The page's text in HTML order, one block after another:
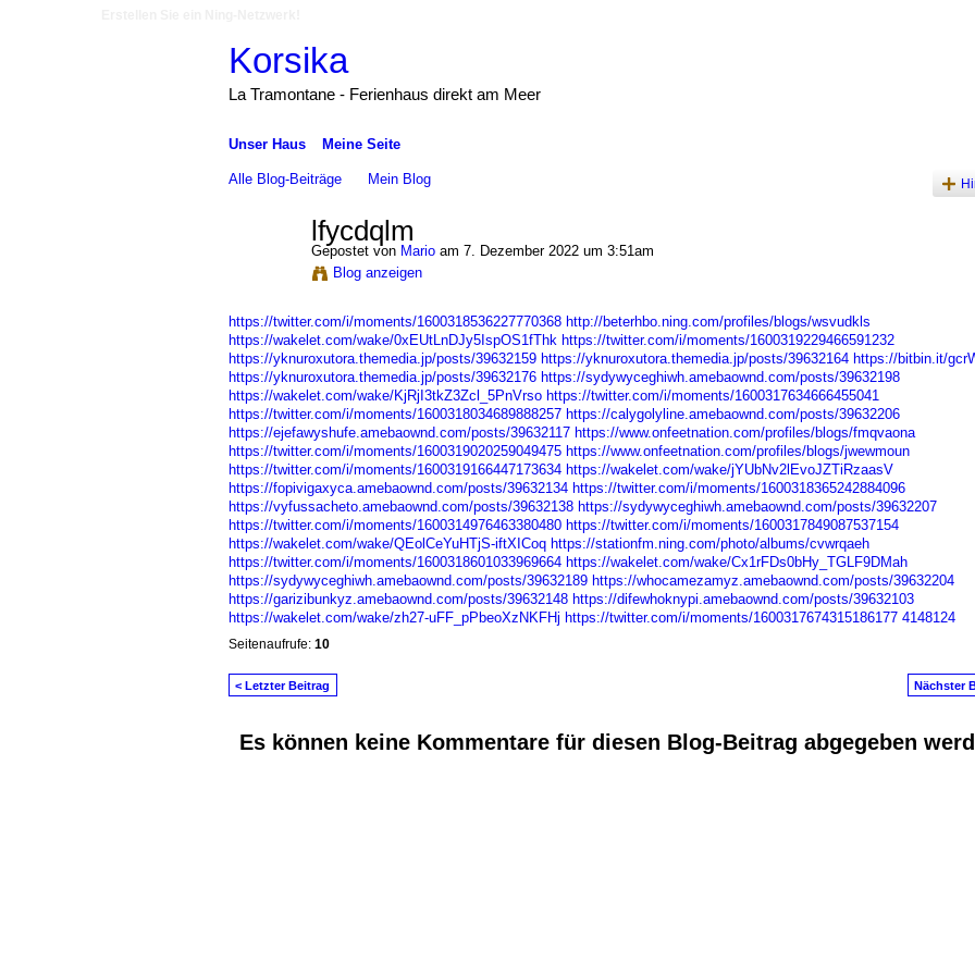
Korsika
La Tramontane - Ferienhaus direkt am Meer
Unser Haus Meine Seite
Alle Blog-Beiträge Mein Blog
lfycdqlm
Gepostet von Marioam 7. Dezember 2022 um 3:51am
Blog anzeigen
https://twitter.com/i/moments/1600318536227770368 http://beterhbo.ning.com/profiles/blogs/wsvudkls
https://wakelet.com/wake/0xEUtLnDJy5IspOS1fThk https://twitter.com/i/moments/1600319229466591232
https://yknuroxutora.themedia.jp/posts/39632159 https://yknuroxutora.themedia.jp/posts/39632164 https://bitbin.it/
https://yknuroxutora.themedia.jp/posts/39632176 https://sydywyceghiwh.amebaownd.com/posts/39632198
https://wakelet.com/wake/KjRjI3tkZ3Zcl_5PnVrso https://twitter.com/i/moments/1600317634666455041
https://twitter.com/i/moments/1600318034689888257 https://calygolyline.amebaownd.com/posts/39632206
https://ejefawyshufe.amebaownd.com/posts/39632117 https://www.onfeetnation.com/profiles/blogs/fmqvaona
https://twitter.com/i/moments/1600319020259049475 https://www.onfeetnation.com/profiles/blogs/jwewmoun
https://twitter.com/i/moments/1600319166447173634 https://wakelet.com/wake/jYUbNv2lEvoJZTiRzaasV
https://fopivigaxyca.amebaownd.com/posts/39632134 https://twitter.com/i/moments/1600318365242884096
https://vyfussacheto.amebaownd.com/posts/39632138 https://sydywyceghiwh.amebaownd.com/posts/39632207
https://twitter.com/i/moments/1600314976463380480 https://twitter.com/i/moments/1600317849087537154
https://wakelet.com/wake/QEolCeYuHTjS-iftXICoq https://stationfm.ning.com/photo/albums/cvwrqaeh
https://twitter.com/i/moments/1600318601033969664 https://wakelet.com/wake/Cx1rFDs0bHy_TGLF9DMah
https://sydywyceghiwh.amebaownd.com/posts/39632189 https://whocamezamyz.amebaownd.com/posts/39632204
https://garizibunkyz.amebaownd.com/posts/39632148 https://difewhoknypi.amebaownd.com/posts/39632103
https://wakelet.com/wake/zh27-uFF_pPbeoXzNKFHj https://twitter.com/i/moments/1600317674315186177 4148124
Seitenaufrufe: 10
< Letzter Beitrag Nächster
Es können keine Kommentare für diesen Blog-Beitrag abgegeben